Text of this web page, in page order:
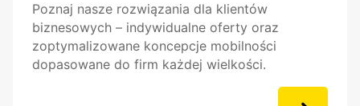
Poznaj nasze rozwiązania dla klientów
biznesowych – indywidualne oferty oraz
zoptymalizowane koncepcje mobilności
dopasowane do firm każdej wielkości.